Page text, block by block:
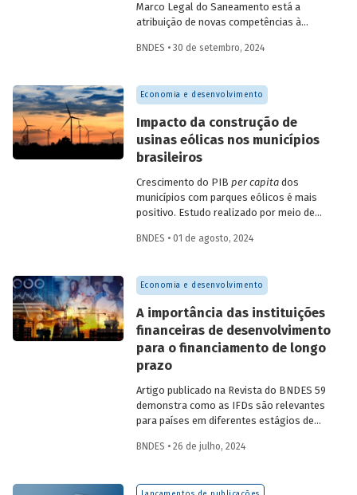
Marco Legal do Saneamento está a
atribuição de novas competências à
Básico (ANA) para regularização do setor.
desafios desse percurso e a importância
de superá-los.
BNDES • 30 de setembro, 2024
Economia e desenvolvimento
Impacto da construção de
usinas eólicas nos municípios
brasileiros
Crescimento do PIB per capitados
municípios com parques eólicos é mais
positivo. Estudo realizado por meio de
resultados mais significativos dois a três
dispersão posterior.
BNDES • 01 de agosto, 2024
Economia e desenvolvimento
A importância das instituições
financeiras de desenvolvimento
para o financiamento de longo
prazo
Artigo publicado na Revista do BNDES 59
demonstra como as IFDs são relevantes
para países em diferentes estágios de
de estabilidade quanto nos de crise
para o desenvolvimento sustentável.
BNDES • 26 de julho, 2024